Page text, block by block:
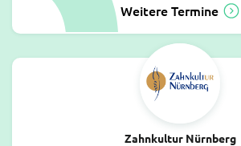
Weitere Termine
Zahnkultur Nürnberg